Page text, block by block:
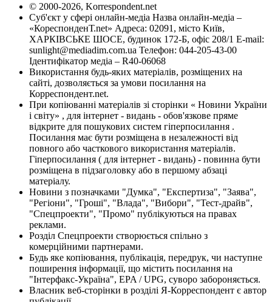
© 2000-2026, Korrespondent.net
Суб'єкт у сфері онлайн-медіа Назва онлайн-медіа –
«КореспонденТ.net» Адреса: 02091, місто Київ,
ХАРКІВСЬКЕ ШОСЕ, будинок 172-Б, офіс 208/1 E-mail:
sunlight@mediadim.com.ua Телефон: 044-205-43-00
Ідентифікатор медіа – R40-06068
Використання будь-яких матеріалів, розміщених на
сайті, дозволяється за умови посилання на
Корреспондент.net.
При копіюванні матеріалів зі сторінки « Новини України
і світу» , для інтернет - видань - обов'язкове пряме
відкрите для пошукових систем гіперпосилання .
Посилання має бути розміщена в незалежності від
повного або часткового використання матеріалів.
Гіперпосилання ( для інтернет - видань) - повинна бути
розміщена в підзаголовку або в першому абзаці
матеріалу.
Новини з позначками "Думка", "Експертиза", "Заява",
"Регіони", "Гроші", "Влада", "Вибори", "Тест-драйв",
"Спецпроекти", "Промо" публікуються на правах
реклами.
Розділ Спецпроекти створюється спільно з
комерційними партнерами.
Будь яке копіювання, публікація, передрук, чи наступне
поширення інформації, що містить посилання на
"Інтерфакс-Україна", EPA / UPG, суворо забороняється.
Власник веб-сторінки в розділі Я-Корреспондент є автор